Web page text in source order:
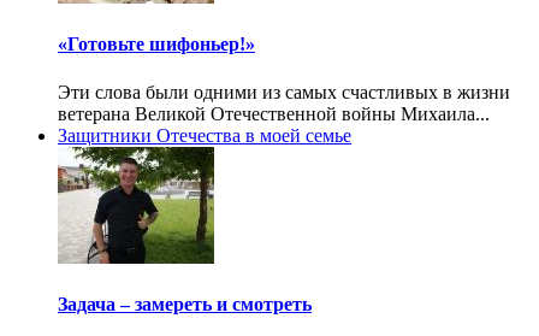
«Готовьте шифоньер!»
Эти слова были одними из самых счастливых в жизни
ветерана Великой Отечественной войны Михаила...
Защитники Отечества в моей семье
Задача – замереть и смотреть